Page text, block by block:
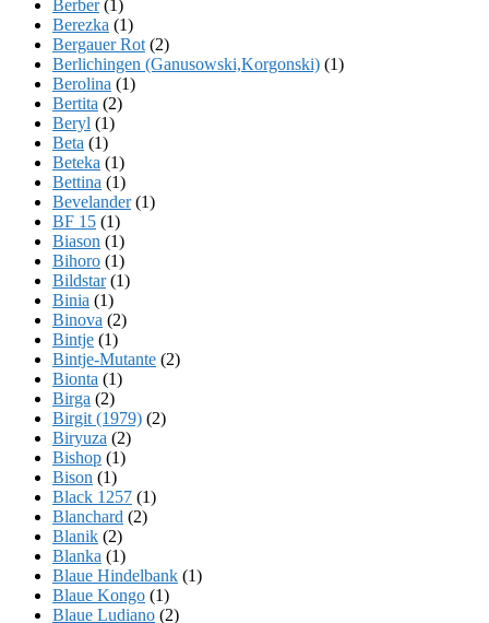
Berber(1)
Berezka (1)
Bergauer Rot (2)
Berlichingen (Ganusowski,Korgonski) (1)
Berolina (1)
Bertita (2)
Beryl (1)
Beta (1)
Beteka (1)
Bettina (1)
Bevelander(1)
BF 15 (1)
Biason (1)
Bihoro (1)
Bildstar(1)
Binia (1)
Binova (2)
Bintje (1)
Bintje-Mutante (2)
Bionta (1)
Birga (2)
Birgit (1979) (2)
Biryuza (2)
Bishop (1)
Bison (1)
Black 1257 (1)
Blanchard (2)
Blanik (2)
Blanka (1)
Blaue Hindelbank (1)
Blaue Kongo (1)
Blaue Ludiano (2)